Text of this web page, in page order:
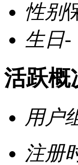
性别
生日-
活跃概
用户
注册